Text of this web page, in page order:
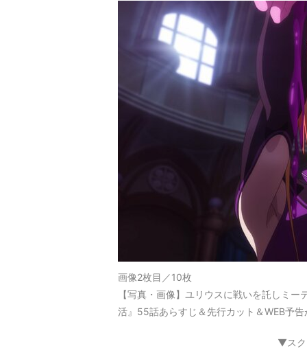
画像2枚目／10枚
【写真・画像】ユリウスに戦いを託しミ
活』55話あらすじ＆先行カット＆WEB予
▼スク